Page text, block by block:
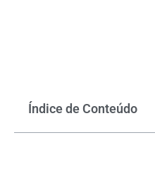
Índice de Conteúdo